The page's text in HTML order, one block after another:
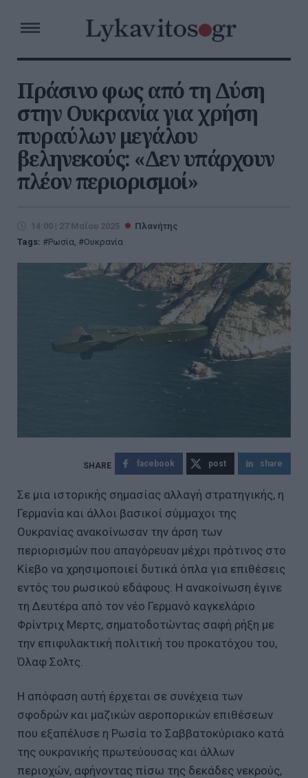
Πράσινο φως από τη Δύση
στην Ουκρανία για χρήση
πυραύλων μεγάλου
βεληνεκούς: «Δεν υπάρχουν
πλέον περιορισμοί»
14:00 | 27 Μαΐου 2025
Πλανήτης
Tags:
Ρωσία, Ουκρανία
facebook post share
Σε μια ιστορικής σημασίας αλλαγή στρατηγικής, η
Γερμανία και άλλοι βασικοί σύμμαχοι της
Ουκρανίας ανακοίνωσαν την άρση των
περιορισμών που απαγόρευαν μέχρι πρότινος στο
Κίεβο να χρησιμοποιεί δυτικά όπλα για επιθέσεις
εντός του ρωσικού εδάφους. Η ανακοίνωση έγινε
τη Δευτέρα από τον νέο Γερμανό καγκελάριο
Φρίντριχ Μερτς, σηματοδοτώντας σαφή ρήξη με
την επιφυλακτική πολιτική του προκατόχου του,
Όλαφ Σολτς.
Η απόφαση αυτή έρχεται σε συνέχεια των
σφοδρών και μαζικών αεροπορικών επιθέσεων
που εξαπέλυσε η Ρωσία το Σαββατοκύριακο κατά
της ουκρανικής πρωτεύουσας και άλλων
περιοχών, αφήνοντας πίσω της δεκάδες νεκρούς,